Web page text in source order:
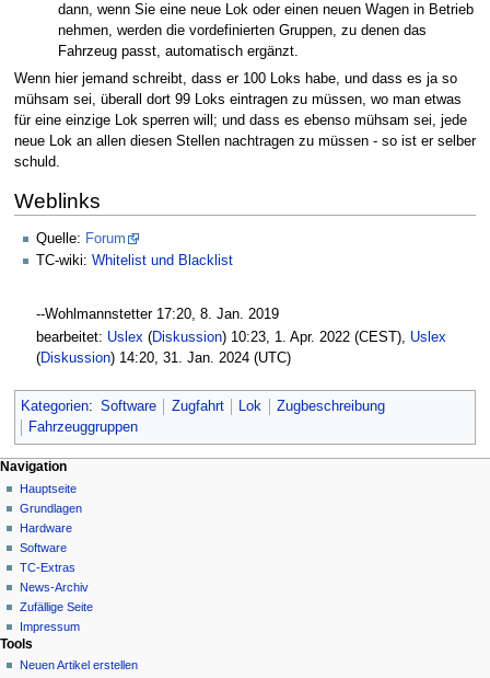
dann, wenn Sie eine neue Lok oder einen neuen Wagen in Betrieb
nehmen, werden die vordefinierten Gruppen, zu denen das
Fahrzeug passt, automatisch ergänzt.
Wenn hier jemand schreibt, dass er 100 Loks habe, und dass es ja so
mühsam sei, überall dort 99 Loks eintragen zu müssen, wo man etwas
für eine einzige Lok sperren will; und dass es ebenso mühsam sei, jede
neue Lok an allen diesen Stellen nachtragen zu müssen - so ist er selber
schuld.
Weblinks
Quelle: Forum
TC-wiki: Whitelist und Blacklist
--Wohlmannstetter 17:20, 8. Jan. 2019‎
bearbeitet: Uslex (Diskussion) 10:23, 1. Apr. 2022 (CEST), Uslex
(Diskussion) 14:20, 31. Jan. 2024 (UTC)
Kategorien: Software Zugfahrt Lok
Zugbeschreibung
Fahrzeuggruppen
N
a
v
g
a
i
o
Seitenaktionen
Seite
Diskussion
Lesen
Quelltext
anzeigen
Versionsgeschichte
Meine Werkzeuge
Deutsch
Anmelden
Navigation
Hauptseite
Grundlagen
Hardware
Software
TC-Extras
News-Archiv
Zufällige Seite
Impressum
Tools
Neuen Artikel erstellen